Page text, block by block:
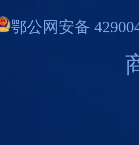
鄂公网安备